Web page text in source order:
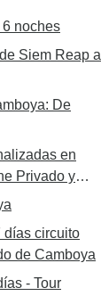
noches
Siem Reap a
De
en
Privado y
días circuito
de Camboya
- Tour